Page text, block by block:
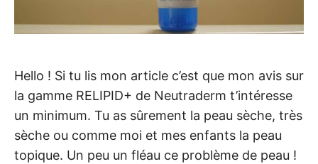
Hello ! Si tu lis mon article c’est que mon avis sur
la gamme RELIPID+ de Neutraderm t’intéresse
un minimum. Tu as sûrement la peau sèche, très
sèche ou comme moi et mes enfants la peau
topique. Un peu un fléau ce problème de peau !